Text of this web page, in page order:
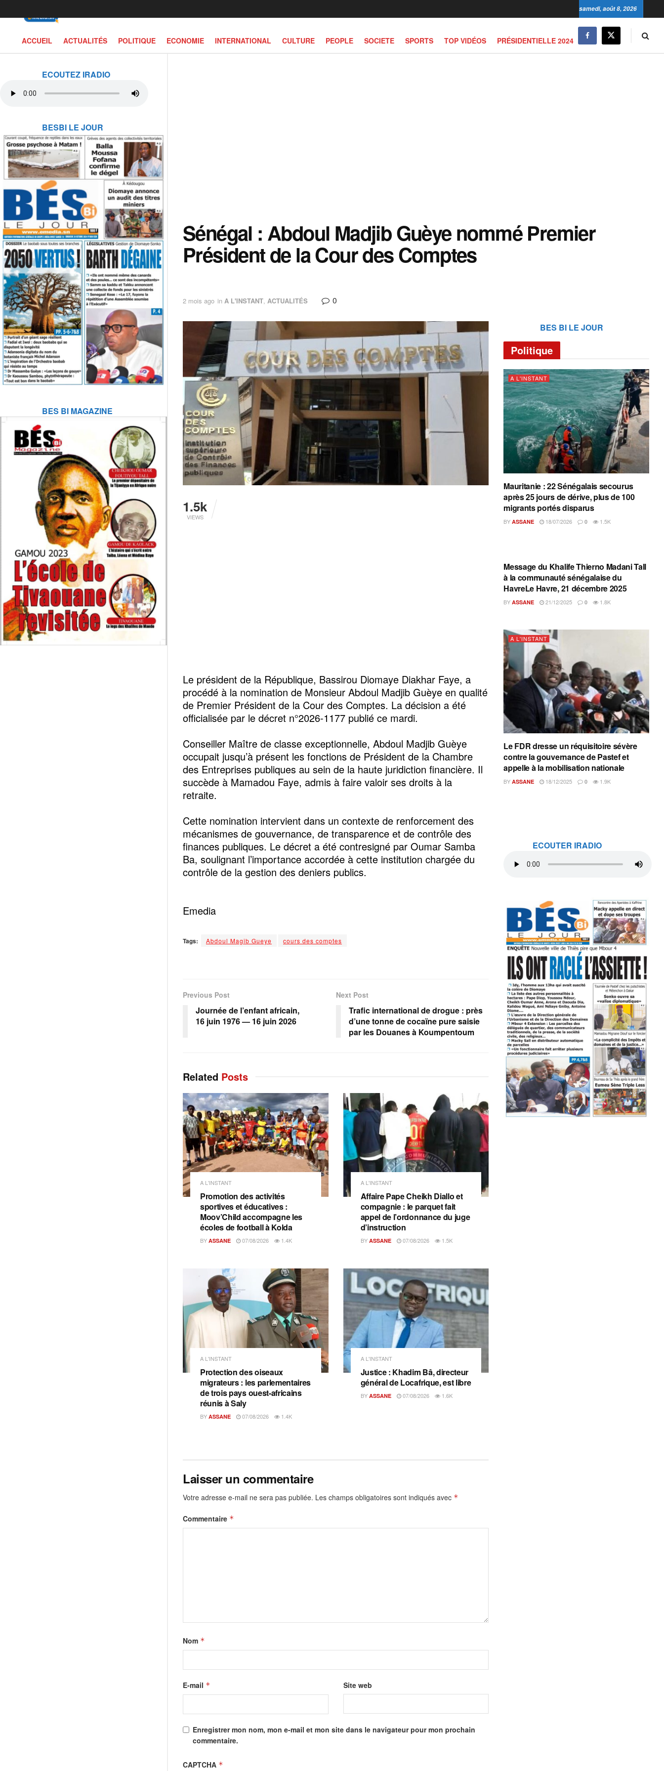
ECOUTEZ IRADIO
BESBI LE JOUR
BES BI MAGAZINE
samedi, août 8, 2026
ACCUEIL ACTUALITÉS POLITIQUE ECONOMIE INTERNATIONAL CULTURE PEOPLE SOCIETE SPORTS TOP VIDÉOS PRÉSIDENTIELLE 2024
Sénégal : Abdoul Madjib Guèye nommé Premier
Président de la Cour des Comptes
2 mois ago in A L'INSTANT, ACTUALITÉS 0
1.5k
VIEWS
‎Le président de la République, Bassirou Diomaye Diakhar Faye, a
procédé à la nomination de Monsieur Abdoul Madjib Guèye en qualité
de Premier Président de la Cour des Comptes. La décision a été
officialisée par le décret n°2026-1177 publié ce mardi.
‎Conseiller Maître de classe exceptionnelle, Abdoul Madjib Guèye
occupait jusqu’à présent les fonctions de Président de la Chambre
des Entreprises publiques au sein de la haute juridiction financière. Il
succède à Mamadou Faye, admis à faire valoir ses droits à la
retraite.
‎Cette nomination intervient dans un contexte de renforcement des
mécanismes de gouvernance, de transparence et de contrôle des
finances publiques. Le décret a été contresigné par Oumar Samba
Ba, soulignant l’importance accordée à cette institution chargée du
contrôle de la gestion des deniers publics.
‎Emedia
Tags: Abdoul Magib Gueye cours des comptes
Previous Post
Journée de l’enfant africain,
‎16 juin 1976 — 16 juin 2026
Next Post
Trafic international de drogue : près
d’une tonne de cocaïne pure saisie
par les Douanes à Koumpentoum
Related Posts
A L'INSTANT
Promotion des activités
sportives et éducatives :
Moov’Child accompagne les
écoles de football à Kolda
BY ASSANE 07/08/2026 1.4K
A L'INSTANT
Affaire Pape Cheikh Diallo et
compagnie : le parquet fait
appel de l’ordonnance du juge
d’instruction
BY ASSANE 07/08/2026 1.5K
A L'INSTANT
Protection des oiseaux
migrateurs : les parlementaires
de trois pays ouest-africains
réunis à Saly
BY ASSANE 07/08/2026 1.4K
A L'INSTANT
Justice : Khadim Bâ, directeur
général de Locafrique, est libre
BY ASSANE 07/08/2026 1.6K
Laisser un commentaire
Votre adresse e-mail ne sera pas publiée. Les champs obligatoires sont indiqués avec *
Commentaire *
Nom *
E-mail * Site web
Enregistrer mon nom, mon e-mail et mon site dans le navigateur pour mon prochain
commentaire.
CAPTCHA *
BES BI LE JOUR
Politique
A L'INSTANT
Mauritanie : 22 Sénégalais secourus
après 25 jours de dérive, plus de 100
migrants portés disparus
BY ASSANE 18/07/2026 0 1.5K
A L'INSTANT
Message du Khalife Thierno Madani Tall
à la communauté sénégalaise du
HavreLe Havre, 21 décembre 2025
BY ASSANE 21/12/2025 0 1.8K
A L'INSTANT
Le FDR dresse un réquisitoire sévère
contre la gouvernance de Pastef et
appelle à la mobilisation nationale
BY ASSANE 18/12/2025 0 1.9K
ECOUTER IRADIO